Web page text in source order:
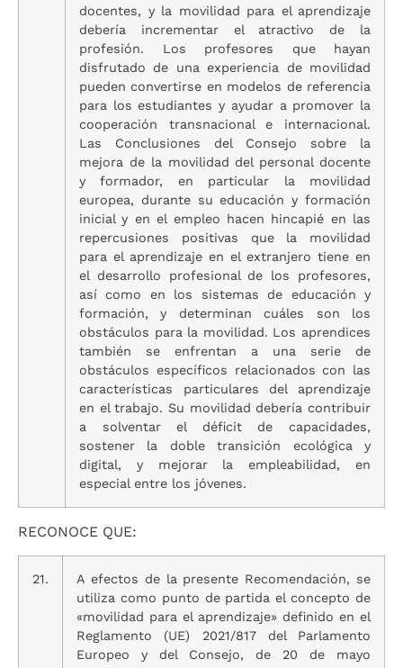
docentes, y la movilidad para el aprendizaje
debería incrementar el atractivo de la
profesión. Los profesores que hayan
disfrutado de una experiencia de movilidad
pueden convertirse en modelos de referencia
para los estudiantes y ayudar a promover la
cooperación transnacional e internacional.
Las Conclusiones del Consejo sobre la
mejora de la movilidad del personal docente
y formador, en particular la movilidad
europea, durante su educación y formación
inicial y en el empleo hacen hincapié en las
repercusiones positivas que la movilidad
para el aprendizaje en el extranjero tiene en
el desarrollo profesional de los profesores,
así como en los sistemas de educación y
formación, y determinan cuáles son los
obstáculos para la movilidad. Los aprendices
también se enfrentan a una serie de
obstáculos específicos relacionados con las
características particulares del aprendizaje
en el trabajo. Su movilidad debería contribuir
a solventar el déficit de capacidades,
sostener la doble transición ecológica y
digital, y mejorar la empleabilidad, en
especial entre los jóvenes.
RECONOCE QUE:
21.
A efectos de la presente Recomendación, se
utiliza como punto de partida el concepto de
«movilidad para el aprendizaje» definido en el
Reglamento (UE) 2021/817 del Parlamento
Europeo y del Consejo, de 20 de mayo